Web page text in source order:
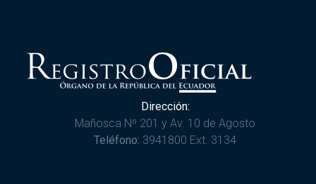
Dirección:
Mañosca Nº 201 y Av. 10 de Agosto
Teléfono: 3941800 Ext. 3134